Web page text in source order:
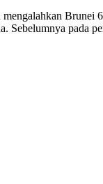
Brunei
pada